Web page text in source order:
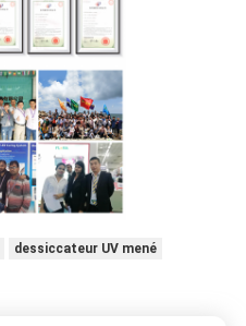
dessiccateur UV mené